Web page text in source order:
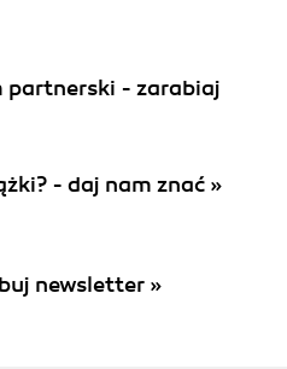
partnerski - zarabiaj
- daj nam znać »
newsletter »